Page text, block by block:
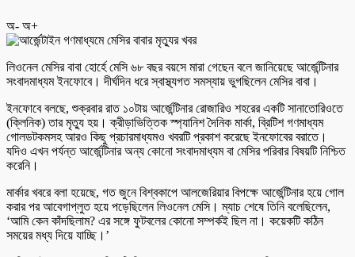
অ- অ+
লিওনেল মেসির বাবা হোর্হে মেসি ৬৮ বছর বয়সে মারা গেছেন বলে জানিয়েছে আর্জেন্টিনার
সংবাদমাধ্যম ইনফোবে। দীর্ঘদিন ধরে স্বাস্থ্যগত সমস্যায় ভুগছিলেন মেসির বাবা।
ইনফোবে বলছে, শুক্রবার রাত ১০টায় আর্জেন্টিনার রোজারিও শহরের একটি সানাতোরিওতে
(ক্লিনিক) তার মৃত্যু হয়। ক্রীড়াভিত্তিক স্প্যানিশ দৈনিক মার্কা, ব্রিটিশ গণমাধ্যম
গোলডটকমসহ আরও কিছু প্রচারমাধ্যমও খবরটি প্রকাশ করেছে ইনফোবের বরাতে।
যদিও এখন পর্যন্ত আর্জেন্টিনার অন্য কোনো সংবাদমাধ্যম বা মেসির পরিবার বিষয়টি নিশ্চিত
করেনি।
মার্কার খবরে বলা হয়েছে, গত জুনে বিশ্বকাপে আলজেরিয়ার বিপক্ষে আর্জেন্টিনার হয়ে গোল
করার পর আবেগাপ্লুত হয়ে পড়েছিলেন লিওনেল মেসি। ম্যাচ শেষে তিনি বলেছিলেন,
‘আমি কেন কাঁদছিলাম? এর সঙ্গে ফুটবলের কোনো সম্পর্কই ছিল না। কয়েকটি কঠিন
সময়ের মধ্য দিয়ে যাচ্ছি।’